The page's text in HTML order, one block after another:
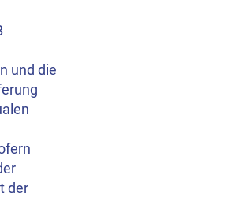
und die
der